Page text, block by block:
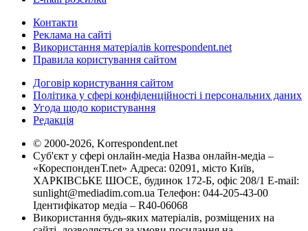
Контакти
Реклама на сайті
Використання матеріалів korrespondent.net
Правила користування сайтом
Договір користування сайтом
Політика у сфері конфіденційності і персональних даних
Угода щодо користування
Редакція
© 2000-2026, Korrespondent.net
Суб'єкт у сфері онлайн-медіа Назва онлайн-медіа –
«КореспонденТ.net» Адреса: 02091, місто Київ,
ХАРКІВСЬКЕ ШОСЕ, будинок 172-Б, офіс 208/1 E-mail:
sunlight@mediadim.com.ua Телефон: 044-205-43-00
Ідентифікатор медіа – R40-06068
Використання будь-яких матеріалів, розміщених на